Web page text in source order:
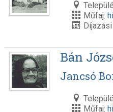
Műfaj:
Bán
Jancsó
Műfaj: